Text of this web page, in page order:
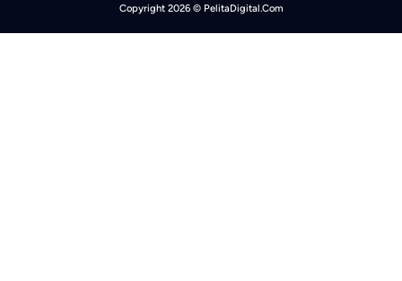
Copyright 2026 © PelitaDigital.Com